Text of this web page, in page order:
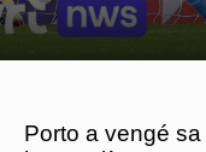
Porto a vengé